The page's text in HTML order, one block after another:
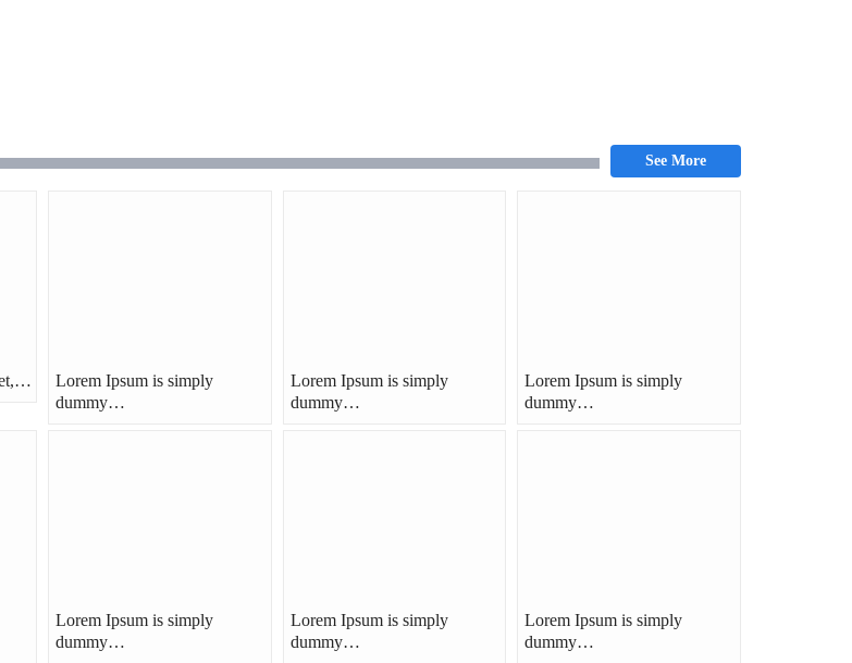
Lorem Ipsum is simply
dummy…
Lorem Ipsum is simply
dummy…
Lorem Ipsum is simply
dummy…
Lorem Ipsum is simply
dummy…
Lorem Ipsum is simply
dummy…
Lorem Ipsum is simply
dummy…